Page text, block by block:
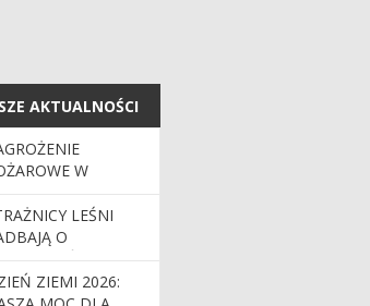
AKTUALNOŚCI
AKTUALNOŚCI
W
APEL O
LEŚNI
O
MAJÓWKI
ZIEMI 2026: